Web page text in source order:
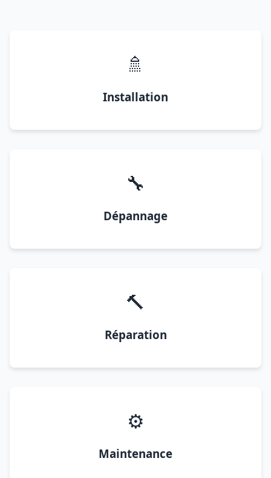
🚿
Installation
🔧
Dépannage
🔨
Réparation
⚙️
Maintenance